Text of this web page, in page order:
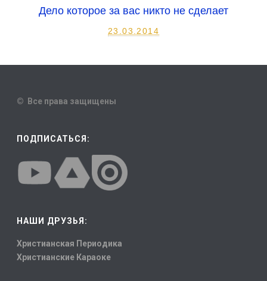
Дело которое за вас никто не сделает
23.03.2014
© Все права защищены
ПОДПИСАТЬСЯ:
НАШИ ДРУЗЬЯ:
Христианская Периодика
Христианские Караоке